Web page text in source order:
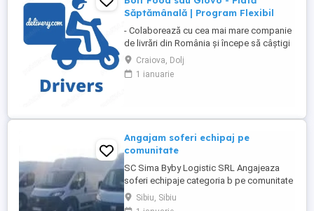
Săptămânală | Program Flexibil
- Colaborează cu cea mai mare companie
de livrări din România și începe să câștigi
rapid! - Cerințe: Minim 18 ani Mijloc de
transport propriu (mașină, scuter,
motocicletă sau bicicletă) Telefon mobil
atractive ...
Craiova, Dolj
1 ianuarie
Angajam soferi echipaj pe
comunitate
SC Sima Byby Logistic SRL Angajeaza
soferi echipaje categoria b pe comunitate
Se sta plecat 2 luni cu 2 săptămâni acasa
Pe mașini dube de 3.5t Fiat, Ford și
Sibiu, Sibiu